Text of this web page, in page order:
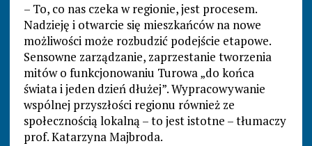
– To, co nas czeka w regionie, jest procesem.
Nadzieję i otwarcie się mieszkańców na nowe
możliwości może rozbudzić podejście etapowe.
Sensowne zarządzanie, zaprzestanie tworzenia
mitów o funkcjonowaniu Turowa „do końca
świata i jeden dzień dłużej”. Wypracowywanie
wspólnej przyszłości regionu również ze
społecznością lokalną – to jest istotne – tłumaczy
prof. Katarzyna Majbroda.